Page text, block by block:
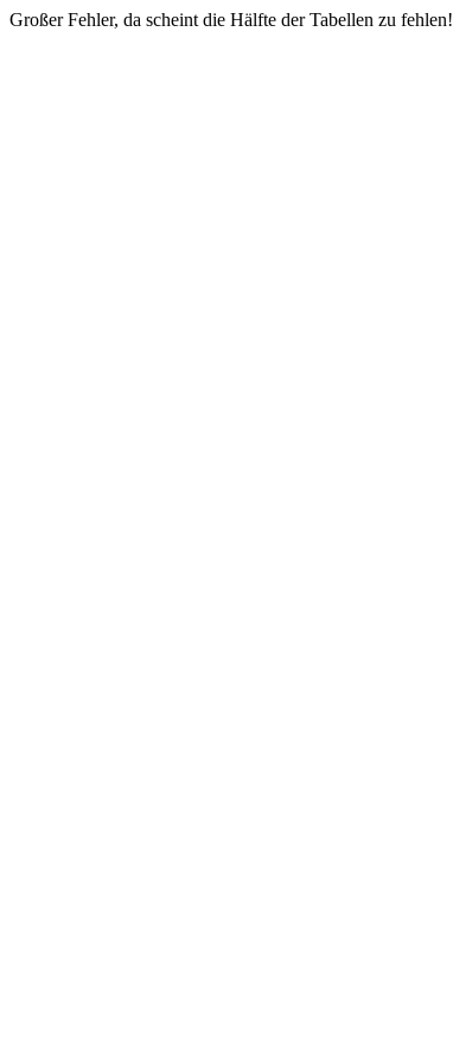
Großer Fehler, da scheint die Hälfte der Tabellen zu fehlen!